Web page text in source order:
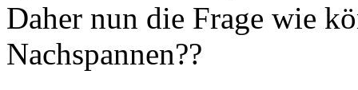
Daher nun die Frage wie
Nachspannen??